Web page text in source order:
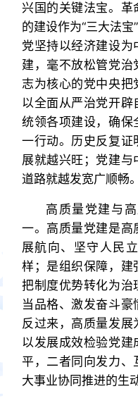
兴国的关键法宝。革
的建设作为“三大法宝
党坚持以经济建设
建，毫不放松管党治
志为核心的党中央把
以全面从严治党开
统领各项建设，确保
一行动。历史反复证
展就越兴旺；党建
道路就越发宽广顺畅。
高质量党建与
一。高质量党建是高
展航向、坚守人民
样；是组织保障，建
把制度优势转化为治
当品格、激发奋斗豪
反过来，高质量发展
以发展成效检验党
平，二者同向发力、
大事业协同推进的生